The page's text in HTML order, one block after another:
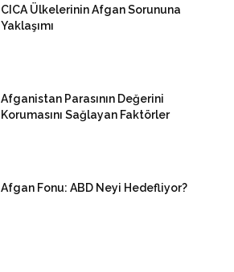
CICA Ülkelerinin Afgan Sorununa
Yaklaşımı
Afganistan Parasının Değerini
Korumasını Sağlayan Faktörler
Afgan Fonu: ABD Neyi Hedefliyor?